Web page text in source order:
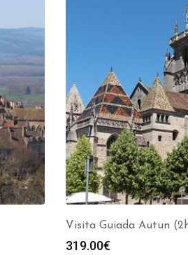
Visita Guiada Autun
319.00€